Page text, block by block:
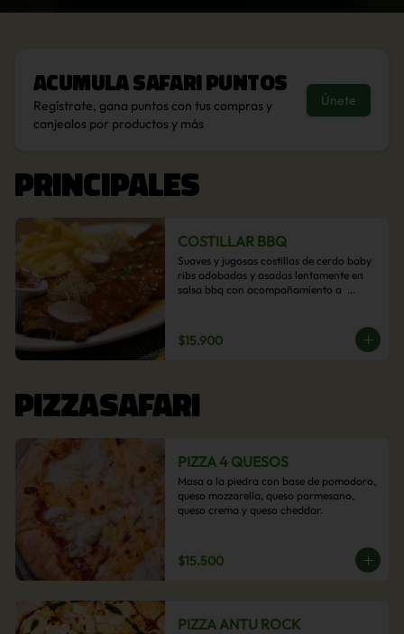
AcumulaSafari Puntos
Regístrate, gana puntos con tus compras y
canjealos por productos y más
Únete
PRINCIPALES
COSTILLAR BBQ
Suaves y jugosas costillas de cerdo baby
ribs adobadas y asadas lentamente en
salsa bbq con acompañamiento a
salteadas, Papas parmentier, Papas
fritas, Arroz blanco.
$15.900
PIZZASAFARI
PIZZA 4 QUESOS
Masa a la piedra con base de pomodoro,
queso mozzarella, queso parmesano,
queso crema y queso cheddar.
$15.500
PIZZA ANTU ROCK